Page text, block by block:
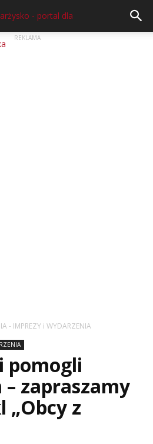
REKLAMA
- IMPREZY i WYDARZENIA
pomogli
– zapraszamy
„Obcy z